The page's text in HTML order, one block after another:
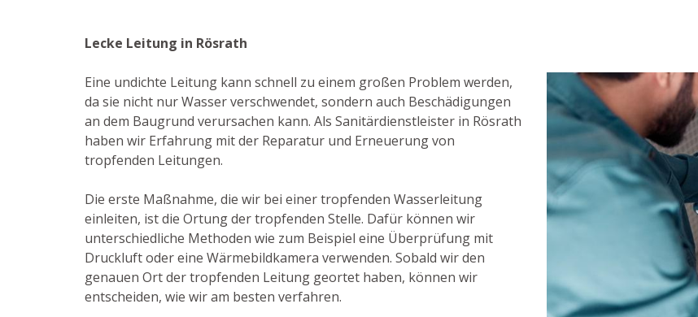
Lecke Leitung in Rösrath
Eine undichte Leitung kann schnell zu einem großen Problem werden,
da sie nicht nur Wasser verschwendet, sondern auch Beschädigungen
an dem Baugrund verursachen kann. Als Sanitärdienstleister in Rösrath
haben wir Erfahrung mit der Reparatur und Erneuerung von
tropfenden Leitungen.
Die erste Maßnahme, die wir bei einer tropfenden Wasserleitung
einleiten, ist die Ortung der tropfenden Stelle. Dafür können wir
unterschiedliche Methoden wie zum Beispiel eine Überprüfung mit
Druckluft oder eine Wärmebildkamera verwenden. Sobald wir den
genauen Ort der tropfenden Leitung geortet haben, können wir
entscheiden, wie wir am besten verfahren.